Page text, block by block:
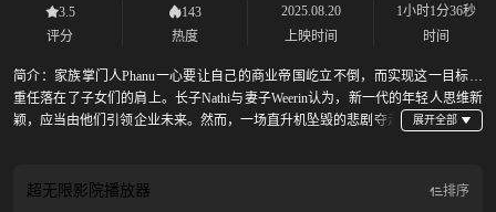
3.5
评分
143
热度
2025.08.20
上映时间
1小时1分36秒
时间
简介： 家族掌门人Phanu一心要让自己的商业帝国屹立不倒，而实现这一目标的
重任落在了子女们的肩上。长子Nathi与妻子Weerin认为，新一代的年轻人思维新
颖，应当由他们引领企业未来。然而，一场直升机坠毁的悲剧夺走
另一位孙子Mahasamut虎视眈眈，一场家族权谋之战即将爆发……
超无限影院播放器 排序